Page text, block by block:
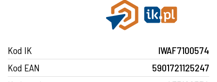
Kod IK
IWAF7100574
Kod EAN
5901721125247